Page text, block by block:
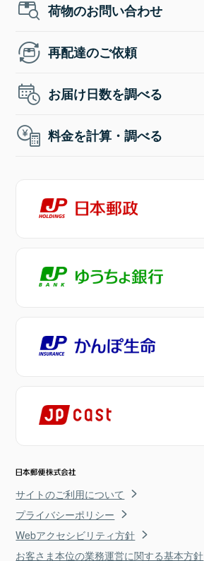
荷物のお問い合わせ
再配達のご依頼
お届け日数を調べる
料金を計算・調べる
サイトのご利用について
プライバシーポリシー
Webアクセシビリティ方針
お客さま本位の業務運営に関する基本方針